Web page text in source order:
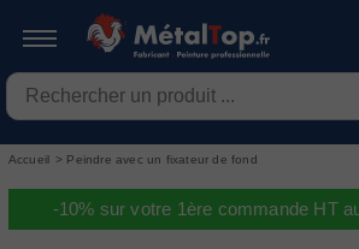
Accueil > Peindre avec un fixateur de fond
-10% sur votre 1ère commande HT